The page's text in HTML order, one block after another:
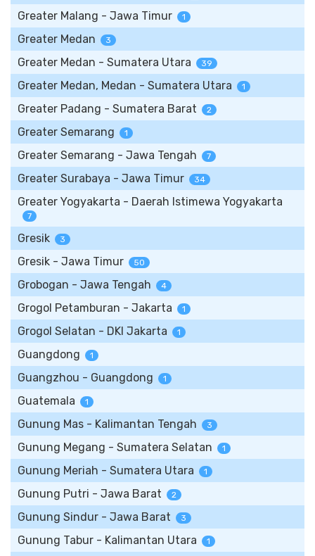
Greater Malang - Jawa Timur 1
Greater Medan 3
Greater Medan - Sumatera Utara 39
Greater Medan, Medan - Sumatera Utara 1
Greater Padang - Sumatera Barat 2
Greater Semarang 1
Greater Semarang - Jawa Tengah 7
Greater Surabaya - Jawa Timur 34
Greater Yogyakarta - Daerah Istimewa Yogyakarta
7
Gresik 3
Gresik - Jawa Timur 50
Grobogan - Jawa Tengah 4
Grogol Petamburan - Jakarta 1
Grogol Selatan - DKI Jakarta 1
Guangdong 1
Guangzhou - Guangdong 1
Guatemala 1
Gunung Mas - Kalimantan Tengah 3
Gunung Megang - Sumatera Selatan 1
Gunung Meriah - Sumatera Utara 1
Gunung Putri - Jawa Barat 2
Gunung Sindur - Jawa Barat 3
Gunung Tabur - Kalimantan Utara 1